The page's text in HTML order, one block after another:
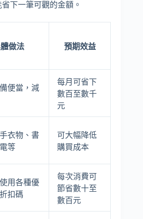
下一筆可觀的金額。
做法 預期效益
便當，減
每月可省下
數百至數千
元
衣物、書
等
可大幅降低
購買成本
用各種優
扣碼
每次消費可
節省數十至
數百元